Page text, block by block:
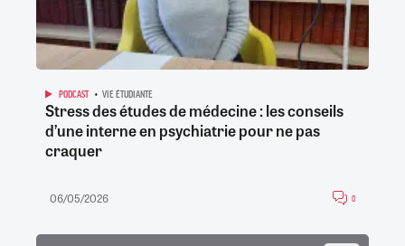
PODCAST VIE ÉTUDIANTE
Stress des études de médecine : les conseils
d’une interne en psychiatrie pour ne pas
craquer
06/05/2026 0